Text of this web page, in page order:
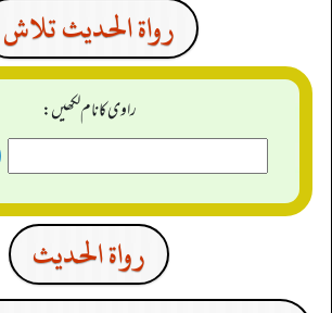
رواة الحديث تلاش
راوی کا نام لکھیں:
رواة الحدیث